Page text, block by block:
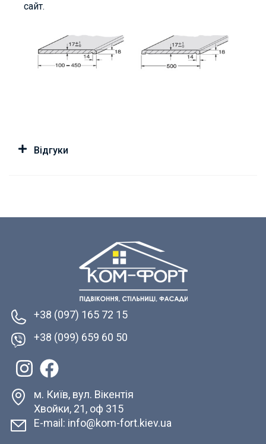
сайт.
Відгуки
+38 (097) 165 72 15
+38 (099) 659 60 50
м. Київ, вул. Вікентія
Хвойки, 21, оф 315
E-mail: info@kom-fort.kiev.ua